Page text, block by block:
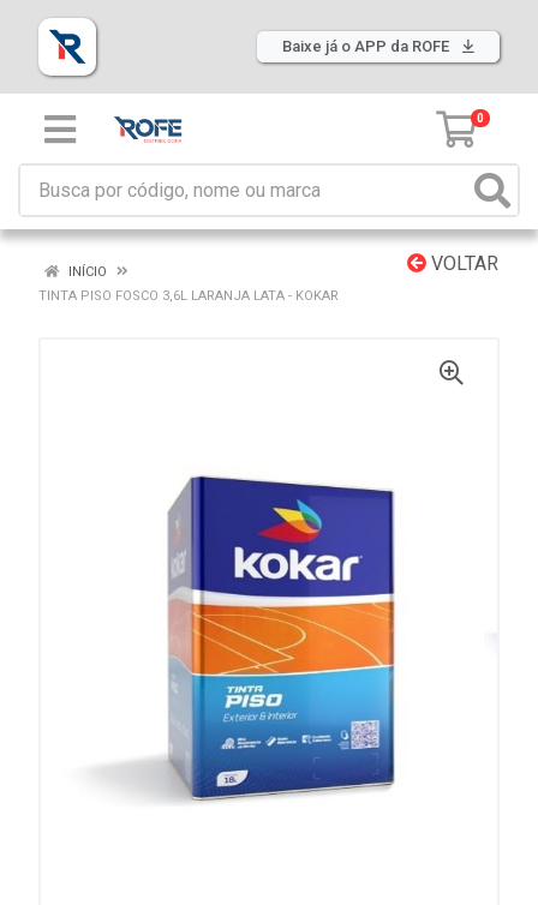
Baixe já o APP da ROFE
0
VOLTAR
INÍCIO
TINTA PISO FOSCO 3,6L LARANJA LATA - KOKAR